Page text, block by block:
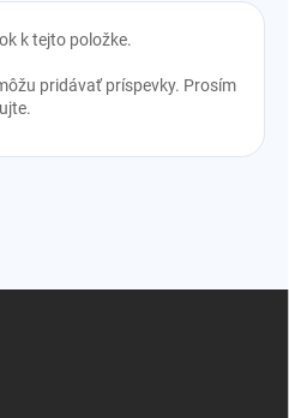
k tejto položke.
pridávať príspevky. Prosím
.